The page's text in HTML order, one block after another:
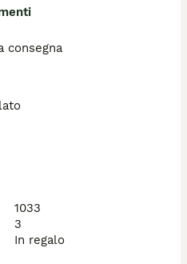
consegna
1033
3
In regalo